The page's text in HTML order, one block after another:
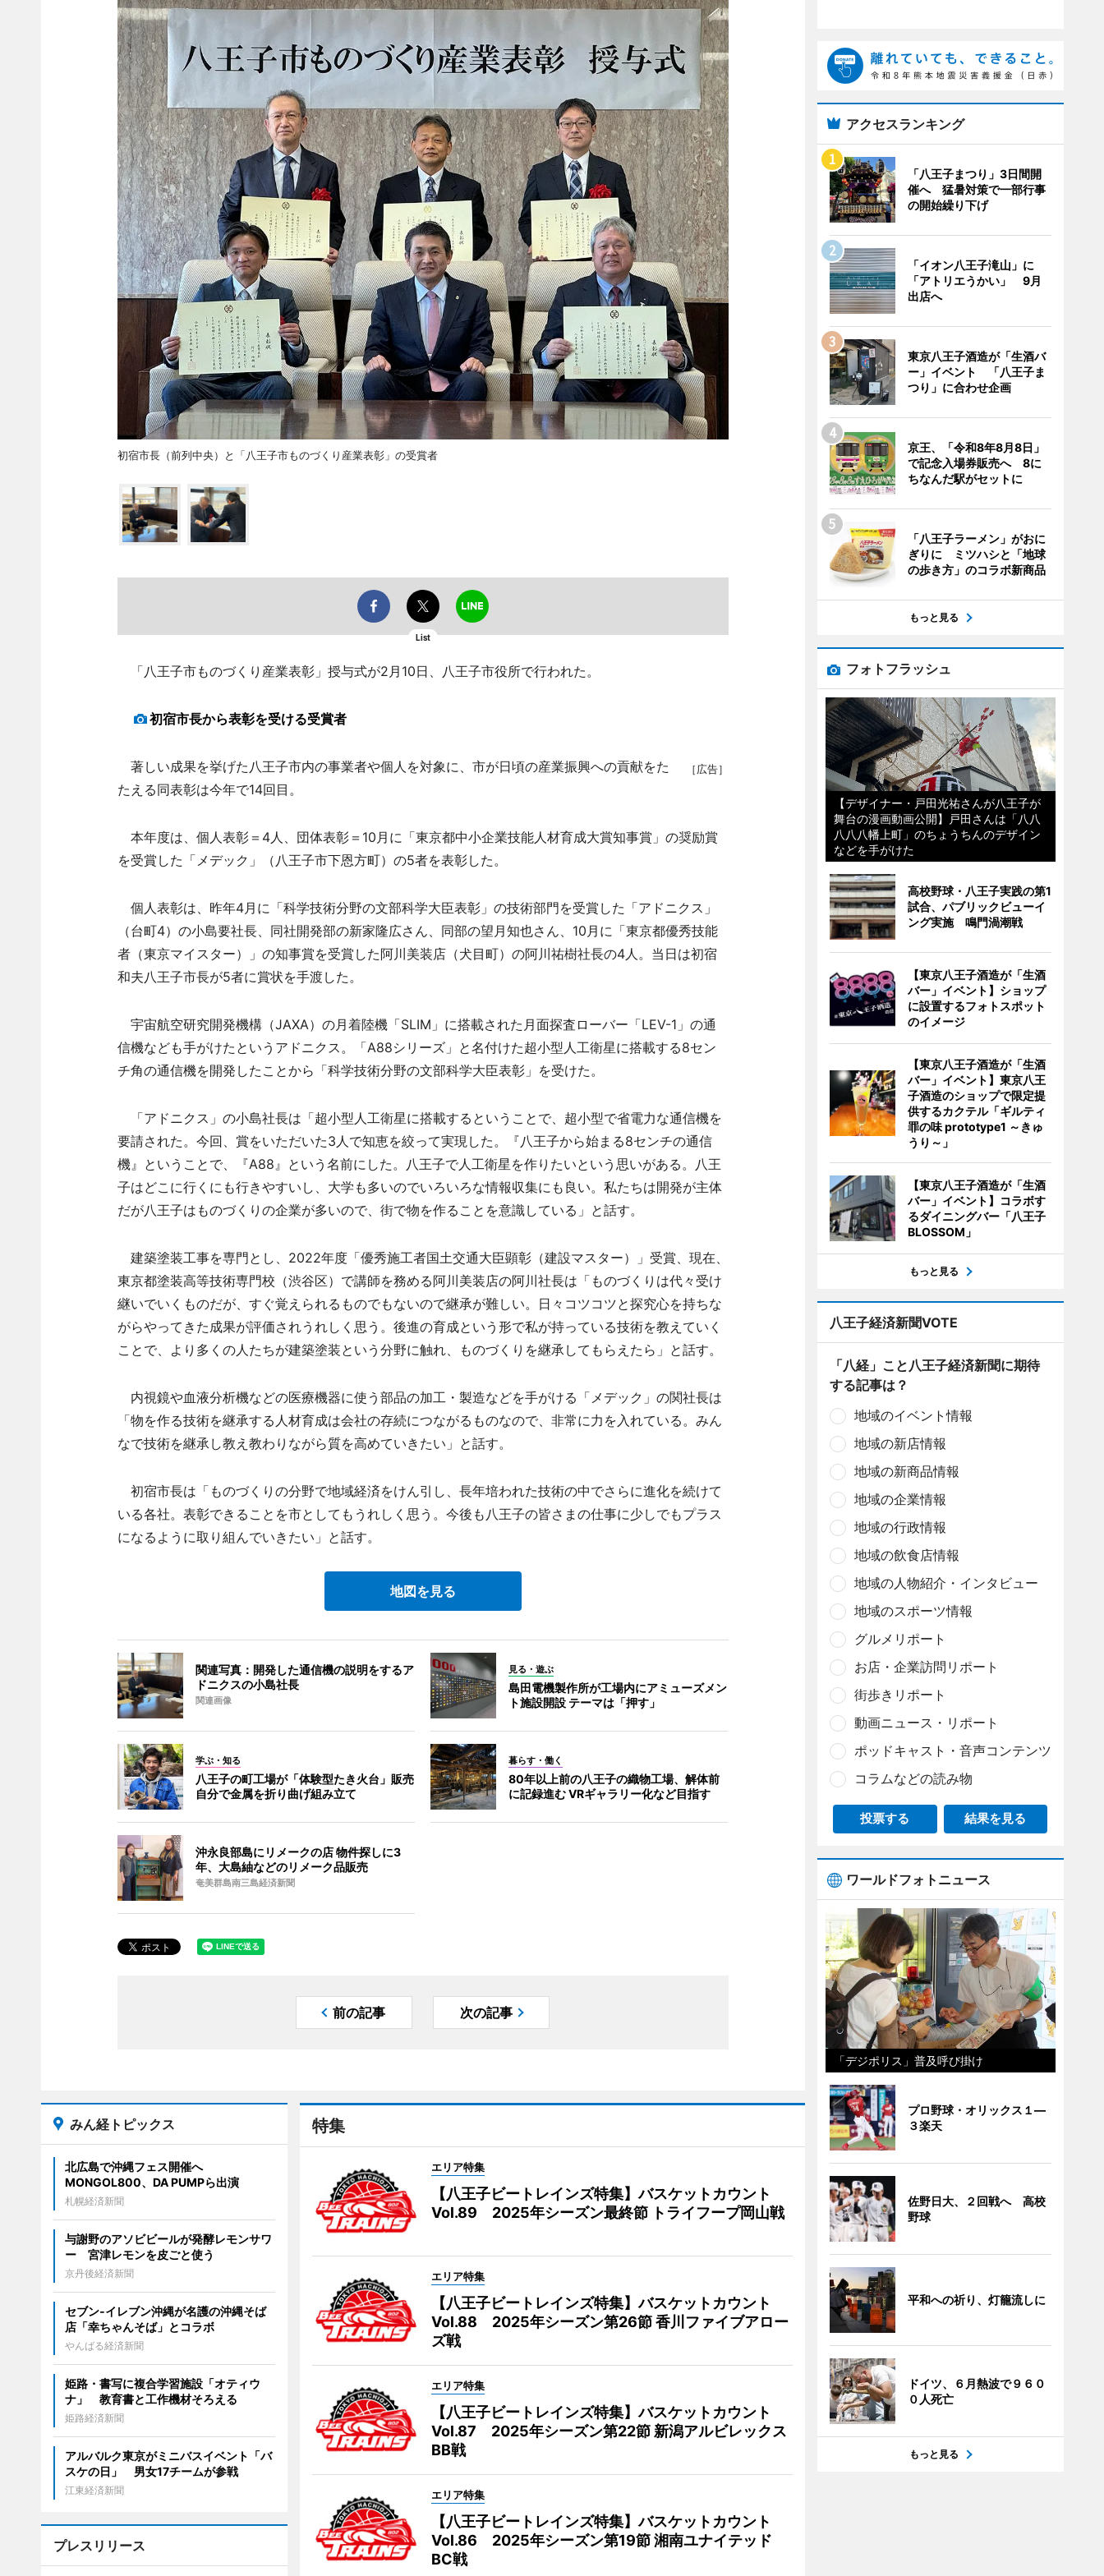
初宿市長（前列中央）と「八王子市ものづくり産業表彰」の受賞者
List
「八王子市ものづくり産業表彰」授与式が2月10日、八王子市役所で行われた。
初宿市長から表彰を受ける受賞者
［広告］
著しい成果を挙げた八王子市内の事業者や個人を対象に、市が日頃の産業振興への貢献をた
たえる同表彰は今年で14回目。
本年度は、個人表彰＝4人、団体表彰＝10月に「東京都中小企業技能人材育成大賞知事賞」の奨励賞
を受賞した「メデック」（八王子市下恩方町）の5者を表彰した。
個人表彰は、昨年4月に「科学技術分野の文部科学大臣表彰」の技術部門を受賞した「アドニクス」
（台町4）の小島要社長、同社開発部の新家隆広さん、同部の望月知也さん、10月に「東京都優秀技能
者（東京マイスター）」の知事賞を受賞した阿川美装店（犬目町）の阿川祐樹社長の4人。当日は初宿
和夫八王子市長が5者に賞状を手渡した。
宇宙航空研究開発機構（JAXA）の月着陸機「SLIM」に搭載された月面探査ローバー「LEV-1」の通
信機なども手がけたというアドニクス。「A88シリーズ」と名付けた超小型人工衛星に搭載する8セン
チ角の通信機を開発したことから「科学技術分野の文部科学大臣表彰」を受けた。
「アドニクス」の小島社長は「超小型人工衛星に搭載するということで、超小型で省電力な通信機を
要請された。今回、賞をいただいた3人で知恵を絞って実現した。『八王子から始まる8センチの通信
機』ということで、『A88』という名前にした。八王子で人工衛星を作りたいという思いがある。八王
子はどこに行くにも行きやすいし、大学も多いのでいろいろな情報収集にも良い。私たちは開発が主体
だが八王子はものづくりの企業が多いので、街で物を作ることを意識している」と話す。
建築塗装工事を専門とし、2022年度「優秀施工者国土交通大臣顕彰（建設マスター）」受賞、現在、
東京都塗装高等技術専門校（渋谷区）で講師を務める阿川美装店の阿川社長は「ものづくりは代々受け
継いでいくものだが、すぐ覚えられるものでもないので継承が難しい。日々コツコツと探究心を持ちな
がらやってきた成果が評価されうれしく思う。後進の育成という形で私が持っている技術を教えていく
ことで、より多くの人たちが建築塗装という分野に触れ、ものづくりを継承してもらえたら」と話す。
内視鏡や血液分析機などの医療機器に使う部品の加工・製造などを手がける「メデック」の関社長は
「物を作る技術を継承する人材育成は会社の存続につながるものなので、非常に力を入れている。みん
なで技術を継承し教え教わりながら質を高めていきたい」と話す。
初宿市長は「ものづくりの分野で地域経済をけん引し、長年培われた技術の中でさらに進化を続けて
いる各社。表彰できることを市としてもうれしく思う。今後も八王子の皆さまの仕事に少しでもプラス
になるように取り組んでいきたい」と話す。
地図を見る
関連写真：開発した通信機の説明をするア
ドニクスの小島社長
関連画像
見る・遊ぶ
島田電機製作所が工場内にアミューズメン
ト施設開設 テーマは「押す」
学ぶ・知る
八王子の町工場が「体験型たき火台」販売
自分で金属を折り曲げ組み立て
暮らす・働く
80年以上前の八王子の織物工場、解体前
に記録進む VRギャラリー化など目指す
沖永良部島にリメークの店 物件探しに3
年、大島紬などのリメーク品販売
奄美群島南三島経済新聞
前の記事 次の記事
特集
エリア特集
【八王子ビートレインズ特集】バスケットカウント
Vol.89 2025年シーズン最終節 トライフープ岡山戦
エリア特集
【八王子ビートレインズ特集】バスケットカウント
Vol.88 2025年シーズン第26節 香川ファイブアロー
ズ戦
エリア特集
【八王子ビートレインズ特集】バスケットカウント
Vol.87 2025年シーズン第22節 新潟アルビレックス
BB戦
エリア特集
【八王子ビートレインズ特集】バスケットカウント
Vol.86 2025年シーズン第19節 湘南ユナイテッド
BC戦
みん経トピックス
北広島で沖縄フェス開催へ
MONGOL800、DA PUMPら出演
札幌経済新聞
与謝野のアソビビールが発酵レモンサワ
ー 宮津レモンを皮ごと使う
京丹後経済新聞
セブン‐イレブン沖縄が名護の沖縄そば
店「幸ちゃんそば」とコラボ
やんばる経済新聞
姫路・書写に複合学習施設「オティウ
ナ」 教育書と工作機材そろえる
姫路経済新聞
アルバルク東京がミニバスイベント「バ
スケの日」 男女17チームが参戦
江東経済新聞
プレスリリース
アクセスランキング
「八王子まつり」3日間開
催へ 猛暑対策で一部行事
の開始繰り下げ
「イオン八王子滝山」に
「アトリエうかい」 9月
出店へ
東京八王子酒造が「生酒バ
ー」イベント 「八王子ま
つり」に合わせ企画
京王、「令和8年8月8日」
で記念入場券販売へ 8に
ちなんだ駅がセットに
「八王子ラーメン」がおに
ぎりに ミツハシと「地球
の歩き方」のコラボ新商品
もっと見る
フォトフラッシュ
【デザイナー・戸田光祐さんが八王子が
舞台の漫画動画公開】戸田さんは「八八
八八八幡上町」のちょうちんのデザイン
などを手がけた
高校野球・八王子実践の第1
試合、パブリックビューイ
ング実施 鳴門渦潮戦
【東京八王子酒造が「生酒
バー」イベント】ショップ
に設置するフォトスポット
のイメージ
【東京八王子酒造が「生酒
バー」イベント】東京八王
子酒造のショップで限定提
供するカクテル「ギルティ
罪の味 prototype1 ～きゅ
うり～」
【東京八王子酒造が「生酒
バー」イベント】コラボす
るダイニングバー「八王子
BLOSSOM」
もっと見る
八王子経済新聞VOTE
「八経」こと八王子経済新聞に期待
する記事は？
地域のイベント情報
地域の新店情報
地域の新商品情報
地域の企業情報
地域の行政情報
地域の飲食店情報
地域の人物紹介・インタビュー
地域のスポーツ情報
グルメリポート
お店・企業訪問リポート
街歩きリポート
動画ニュース・リポート
ポッドキャスト・音声コンテンツ
コラムなどの読み物
投票する 結果を見る
ワールドフォトニュース
「デジポリス」普及呼び掛け
プロ野球・オリックス１―
３楽天
佐野日大、２回戦へ 高校
野球
平和への祈り、灯籠流しに
ドイツ、６月熱波で９６０
０人死亡
もっと見る